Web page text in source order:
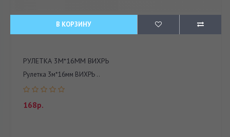
В КОРЗИНУ
РУЛЕТКА 3М*16ММ ВИХРЬ
Рулетка 3м*16мм ВИХРЬ ..
168р.